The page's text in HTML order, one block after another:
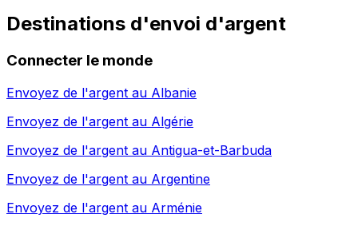
Destinations d'envoi d'argent
Connecter le monde
Envoyez de l'argent au Albanie
Envoyez de l'argent au Algérie
Envoyez de l'argent au Antigua-et-Barbuda
Envoyez de l'argent au Argentine
Envoyez de l'argent au Arménie